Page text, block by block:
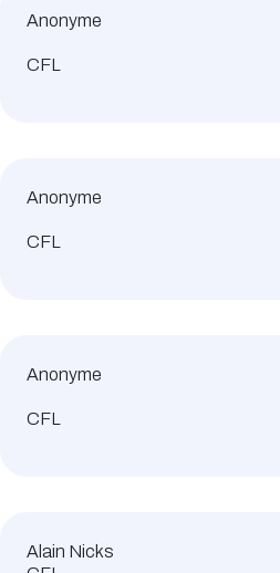
Anonyme
CFL
Anonyme
CFL
Anonyme
CFL
Alain Nicks